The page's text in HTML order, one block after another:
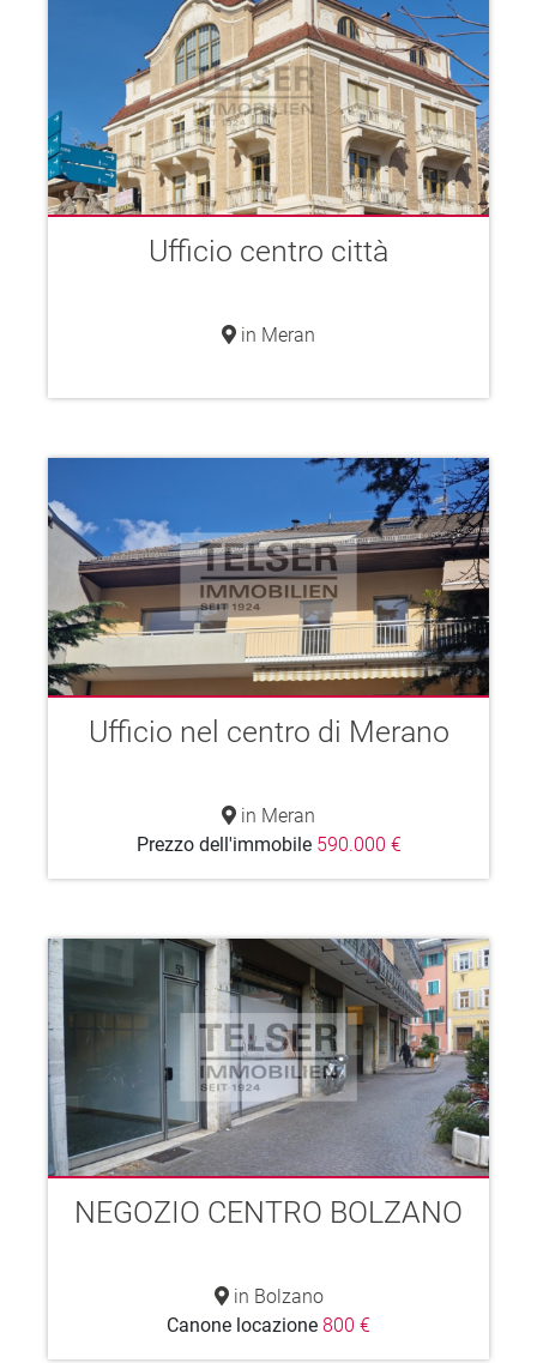
Ufficio centro città
in Meran
Ufficio nel centro di Merano
in Meran
Prezzo dell'immobile 590.000 €
NEGOZIO CENTRO BOLZANO
in Bolzano
Canone locazione 800 €